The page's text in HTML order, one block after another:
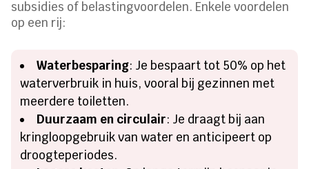
subsidies of belastingvoordelen. Enkele voordelen
op een rij:
Waterbesparing: Je bespaart tot 50% op het
waterverbruik in huis, vooral bij gezinnen met
meerdere toiletten.
Duurzaam en circulair: Je draagt bij aan
kringloopgebruik van water en anticipeert op
droogteperiodes.